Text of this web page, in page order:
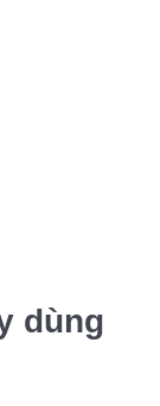
dùng